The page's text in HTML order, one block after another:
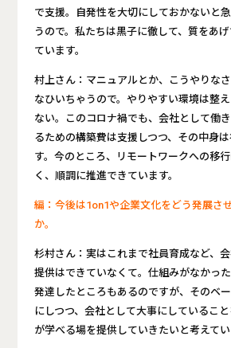
で支援。自発性を大切にしておかないと
うので。私たちは黒子に徹して、質をあ
ています。
村上さん：マニュアルとか、こうやりな
なひいちゃうので。やりやすい環境は整
ない。このコロナ禍でも、会社として働
るための構築費は支援しつつ、その中身
す。今のところ、リモートワークへの移
く、順調に推進できています。
編：今後は1on1や企業文化をどう発展さ
か。
杉村さん：実はこれまで社員育成など、
提供はできていなくて。仕組みがなかっ
発達したところもあるのですが、そのベ
にしつつ、会社として大事にしているこ
が学べる場を提供していきたいと考えてい